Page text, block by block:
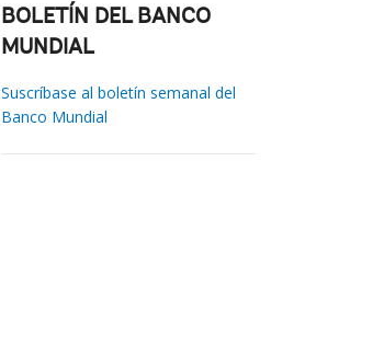
BOLETÍN DEL BANCO
MUNDIAL
Suscríbase al boletín semanal del
Banco Mundial